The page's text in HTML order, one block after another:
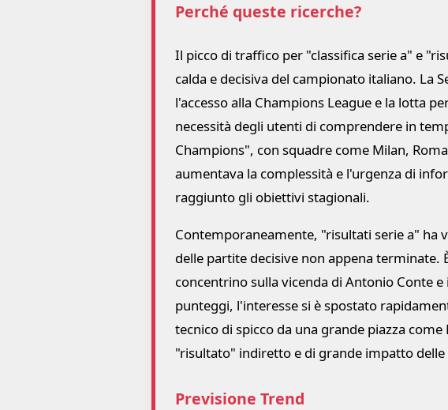
Perché queste ricerche?
Il picco di traffico per "classifica serie a" e
calda e decisiva del campionato italiano. La
l'accesso alla Champions League e la lotta
necessità degli utenti di comprendere in
Champions", con squadre come Milan,
aumentava la complessità e l'urgenza di
raggiunto gli obiettivi stagionali.
Contemporaneamente, "risultati serie a" ha
delle partite decisive non appena terminate.
concentrino sulla vicenda di Antonio Conte
punteggi, l'interesse si è spostato
tecnico di spicco da una grande piazza
"risultato" indiretto e di grande impatto
Previsione Trend